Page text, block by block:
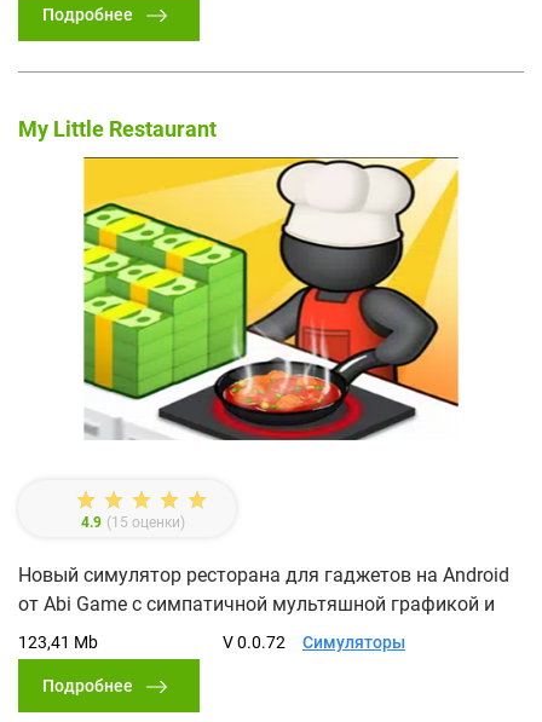
Подробнее
My Little Restaurant
4.9 (15 оценки)
Новый симулятор ресторана для гаджетов на Android
от Abi Game с симпатичной мультяшной графикой и
123,41 Mb V 0.0.72 Симуляторы
Подробнее